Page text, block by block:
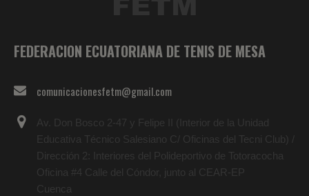
FEDERACION ECUATORIANA DE TENIS DE MESA
comunicacionesfetm@gmail.com
Av. Don Bosco 2-47 y Felipe II (Interior de la Unidad
Educativa Técnico Salesiano C/ Oficinas del Tecni Club) /
Dirección 2: Interiores del Polideportivo de Totoracocha
Oficina #4 Calle del Cóndor, junto al CEAR-EP
Cuenca